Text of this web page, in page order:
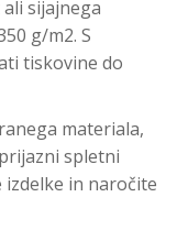
sijajnega
g/m2. S
tiskovine do
materiala,
spletni
in naročite